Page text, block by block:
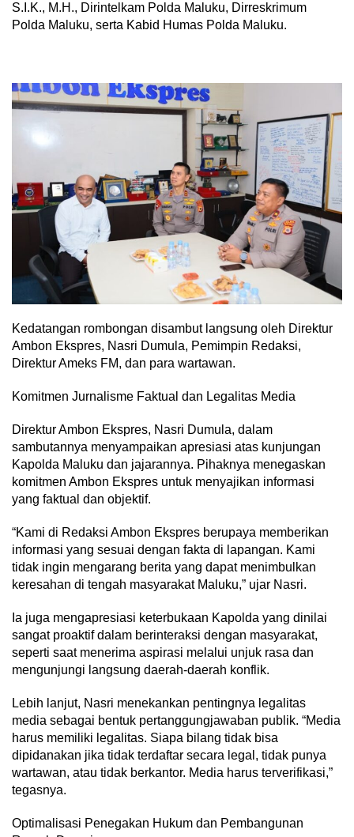
S.I.K., M.H., Dirintelkam Polda Maluku, Dirreskrimum
Polda Maluku, serta Kabid Humas Polda Maluku.
Kedatangan rombongan disambut langsung oleh Direktur
Ambon Ekspres, Nasri Dumula, Pemimpin Redaksi,
Direktur Ameks FM, dan para wartawan.
Komitmen Jurnalisme Faktual dan Legalitas Media
Direktur Ambon Ekspres, Nasri Dumula, dalam
sambutannya menyampaikan apresiasi atas kunjungan
Kapolda Maluku dan jajarannya. Pihaknya menegaskan
komitmen Ambon Ekspres untuk menyajikan informasi
yang faktual dan objektif.
“Kami di Redaksi Ambon Ekspres berupaya memberikan
informasi yang sesuai dengan fakta di lapangan. Kami
tidak ingin mengarang berita yang dapat menimbulkan
keresahan di tengah masyarakat Maluku,” ujar Nasri.
Ia juga mengapresiasi keterbukaan Kapolda yang dinilai
sangat proaktif dalam berinteraksi dengan masyarakat,
seperti saat menerima aspirasi melalui unjuk rasa dan
mengunjungi langsung daerah-daerah konflik.
Lebih lanjut, Nasri menekankan pentingnya legalitas
media sebagai bentuk pertanggungjawaban publik. “Media
harus memiliki legalitas. Siapa bilang tidak bisa
dipidanakan jika tidak terdaftar secara legal, tidak punya
wartawan, atau tidak berkantor. Media harus terverifikasi,”
tegasnya.
Optimalisasi Penegakan Hukum dan Pembangunan